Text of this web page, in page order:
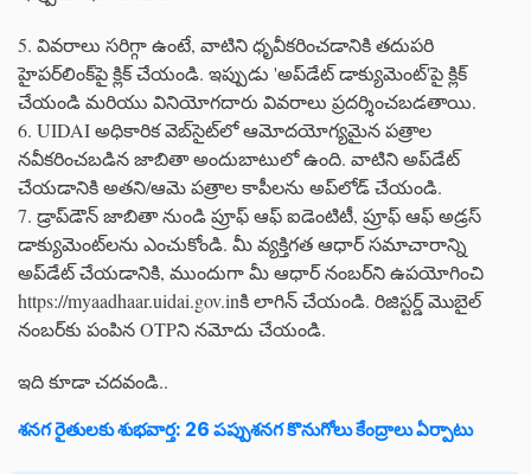
5. వివరాలు సరిగ్గా ఉంటే, వాటిని ధృవీకరించడానికి తదుపరి
హైపర్‌లింక్‌పై క్లిక్ చేయండి. ఇప్పుడు 'అప్‌డేట్ డాక్యుమెంట్'పై క్లిక్
చేయండి మరియు వినియోగదారు వివరాలు ప్రదర్శించబడతాయి.
6. UIDAI అధికారిక వెబ్‌సైట్‌లో ఆమోదయోగ్యమైన పత్రాల
నవీకరించబడిన జాబితా అందుబాటులో ఉంది. వాటిని అప్‌డేట్
చేయడానికి అతని/ఆమె పత్రాల కాపీలను అప్‌లోడ్ చేయండి.
7. డ్రాప్‌డౌన్ జాబితా నుండి ప్రూఫ్ ఆఫ్ ఐడెంటిటీ, ప్రూఫ్ ఆఫ్ అడ్రస్
డాక్యుమెంట్‌లను ఎంచుకోండి. మీ వ్యక్తిగత ఆధార్ సమాచారాన్ని
అప్‌డేట్ చేయడానికి, ముందుగా మీ ఆధార్ నంబర్‌ని ఉపయోగించి
https://myaadhaar.uidai.gov.inకి లాగిన్ చేయండి. రిజిస్టర్డ్ మొబైల్
నంబర్‌కు పంపిన OTPని నమోదు చేయండి.
ఇది కూడా చదవండి..
శనగ రైతులకు శుభవార్త: 26 పప్పుశనగ కొనుగోలు కేంద్రాలు ఏర్పాటు